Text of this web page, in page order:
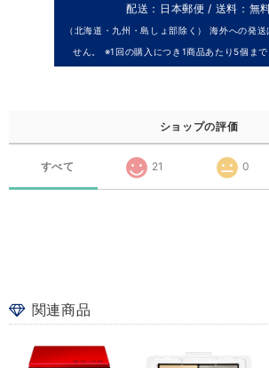
配送：日本郵便 / 送料：無
（北海道・九州・島しょ部除く） 海外への発送
せん。 ※1回の購入につき1商品あたり5個まで
ショップの評価
すべて 21 0
関連商品